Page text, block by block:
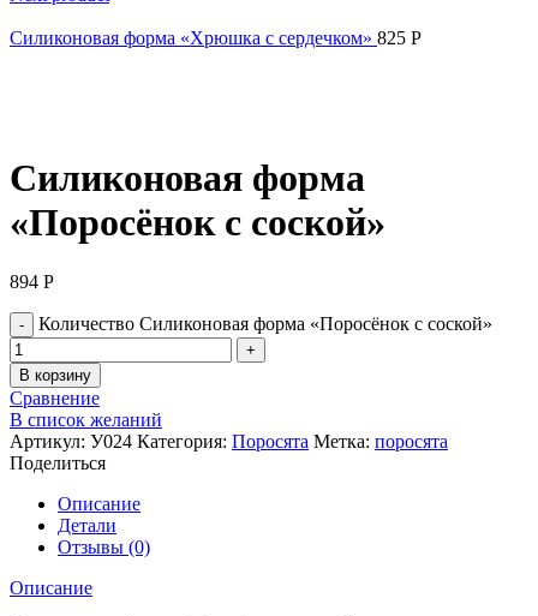
Силиконовая форма «Хрюшка с сердечком» 825 Р
Силиконовая форма
«Поросёнок с соской»
894 Р
Количество Силиконовая форма «Поросёнок с соской»
В корзину
Сравнение
В список желаний
Артикул: У024 Категория: Поросята Метка: поросята
Поделиться
Описание
Детали
Отзывы (0)
Описание